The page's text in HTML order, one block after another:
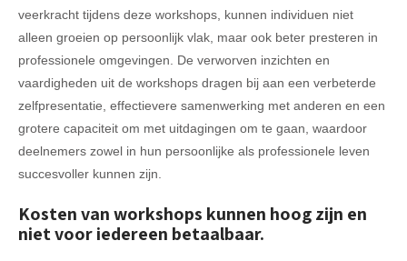
veerkracht tijdens deze workshops, kunnen individuen niet
alleen groeien op persoonlijk vlak, maar ook beter presteren in
professionele omgevingen. De verworven inzichten en
vaardigheden uit de workshops dragen bij aan een verbeterde
zelfpresentatie, effectievere samenwerking met anderen en een
grotere capaciteit om met uitdagingen om te gaan, waardoor
deelnemers zowel in hun persoonlijke als professionele leven
succesvoller kunnen zijn.
Kosten van workshops kunnen hoog zijn en
niet voor iedereen betaalbaar.